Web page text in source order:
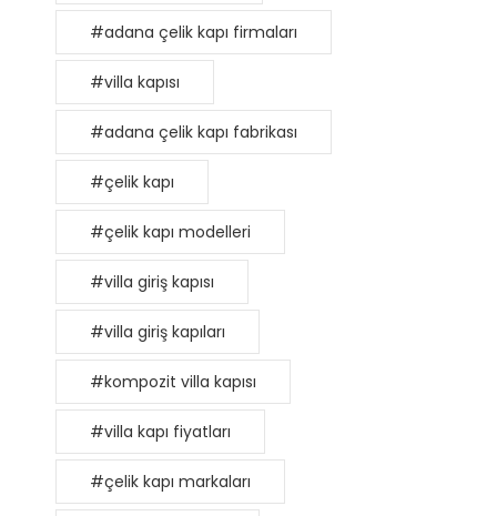
#adana çelik kapı firmaları
#villa kapısı
#adana çelik kapı fabrikası
#çelik kapı
#çelik kapı modelleri
#villa giriş kapısı
#villa giriş kapıları
#kompozit villa kapısı
#villa kapı fiyatları
#çelik kapı markaları